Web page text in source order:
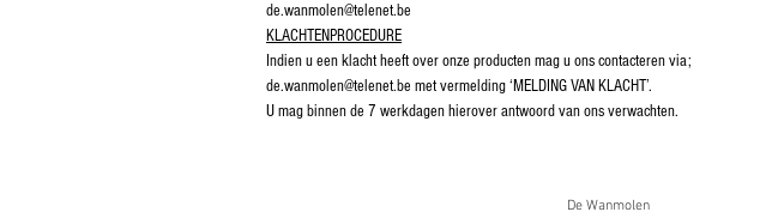
de.wanmolen@telenet.be
KLACHTENPROCEDURE
Indien u een klacht heeft over onze producten mag u ons contacteren via;
de.wanmolen@telenet.be met vermelding ‘MELDING VAN KLACHT’.
U mag binnen de 7 werkdagen hierover antwoord van ons verwachten.
De Wanmolen